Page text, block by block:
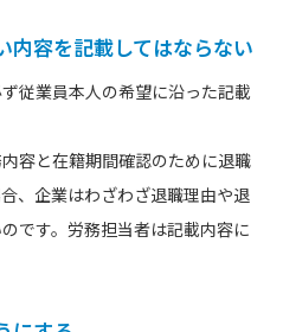
内容を記載してはならない
従業員本人の希望に沿った記載
容と在籍期間確認のために退職
、企業はわざわざ退職理由や退
です。労務担当者は記載内容に